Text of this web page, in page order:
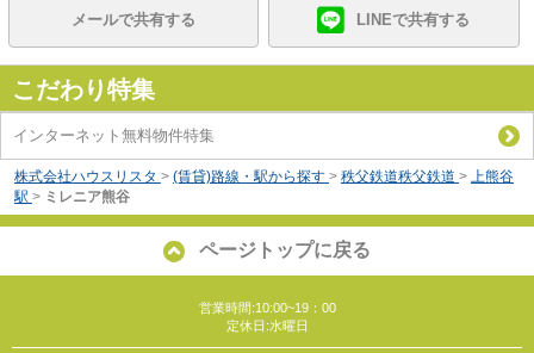
メールで共有する LINEで共有する
こだわり特集
インターネット無料物件特集
株式会社ハウスリスタ > (賃貸)路線・駅から探す > 秩父鉄道秩父鉄道 > 上熊谷
駅 > ミレニア熊谷
ページトップに戻る
営業時間:10:00~19：00
定休日:水曜日